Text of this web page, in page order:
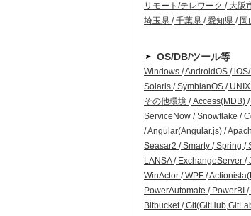
リモート/テレワーク /大阪
埼玉県 /千葉県 /愛知県 /岡
OS/DB/ツール等
Windows /AndroidOS /iOS/
Solaris /SymbianOS /UNIX
その他環境 /Access(MDB) /
ServiceNow /Snowflake /
/Angular(Angular.js) /
Seasar2 /Smarty /Spring /
LANSA/ExchangeServer /
WinActor /WPF /
PowerAutomate /PowerBI /
Bitbucket/